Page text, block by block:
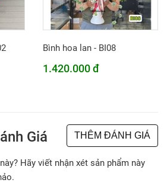
Bình hoa lan - BI08
1.420.000 đ
Giá THÊM ĐÁNH GIÁ
Hãy viết nhận xét sản phẩm này